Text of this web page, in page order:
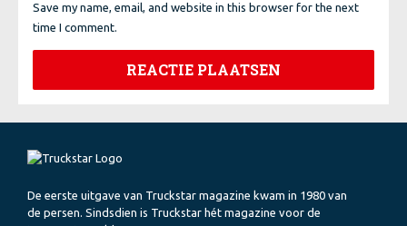
Save my name, email, and website in this browser for the next
time I comment.
De eerste uitgave van Truckstar magazine kwam in 1980 van
de persen. Sindsdien is Truckstar hét magazine voor de